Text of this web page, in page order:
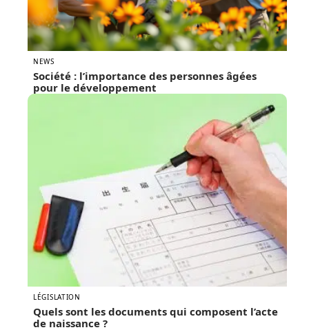
NEWS
Société : l’importance des personnes âgées
pour le développement
LÉGISLATION
Quels sont les documents qui composent l’acte
de naissance ?